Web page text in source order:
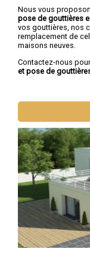
Nous vous
pose de gouttières
vos gouttières, nos
remplacement de
maisons neuves.
Contactez-nous
et pose de